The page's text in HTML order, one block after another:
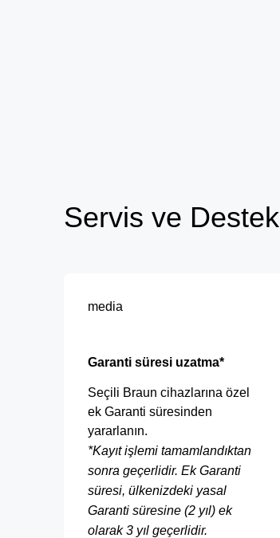
Servis ve Destek
media
Garanti süresi uzatma*
Seçili Braun cihazlarına özel
ek Garanti süresinden
yararlanın.
*Kayıt işlemi tamamlandıktan
sonra geçerlidir. Ek Garanti
süresi, ülkenizdeki yasal
Garanti süresine (2 yıl) ek
olarak 3 yıl geçerlidir.